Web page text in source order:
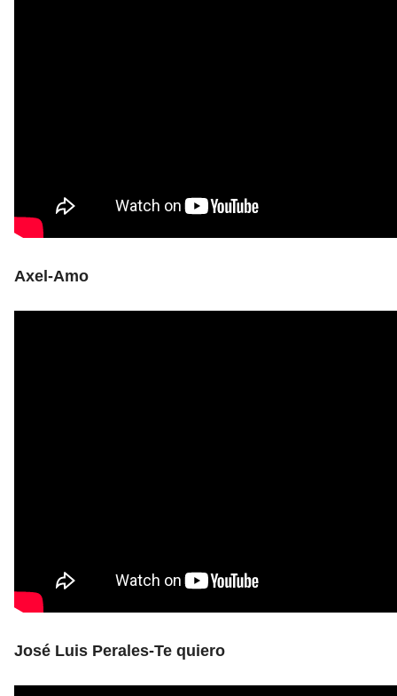
Axel-Amo
José Luis Perales-Te quiero